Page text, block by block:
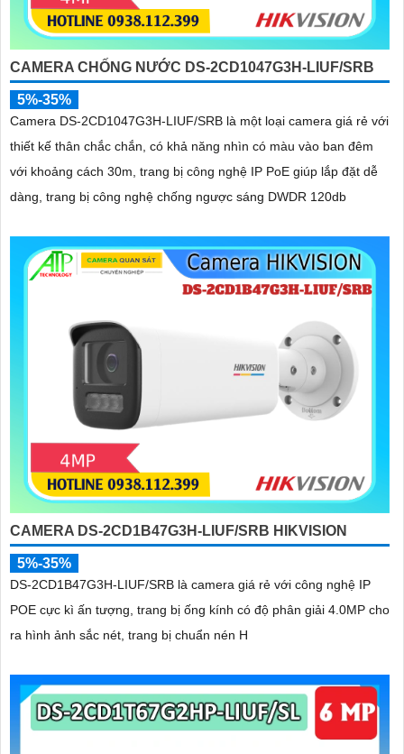
CAMERA CHỐNG NƯỚC DS-2CD1047G3H-LIUF/SRB
5%-35%
Camera DS-2CD1047G3H-LIUF/SRB là một loại camera giá rẻ với
thiết kế thân chắc chắn, có khả năng nhìn có màu vào ban đêm
với khoảng cách 30m, trang bị công nghệ IP PoE giúp lắp đặt dễ
dàng, trang bị công nghệ chống ngược sáng DWDR 120db
CAMERA DS-2CD1B47G3H-LIUF/SRB HIKVISION
5%-35%
DS-2CD1B47G3H-LIUF/SRB là camera giá rẻ với công nghệ IP
POE cực kì ấn tượng, trang bị ống kính có độ phân giải 4.0MP cho
ra hình ảnh sắc nét, trang bị chuẩn nén H